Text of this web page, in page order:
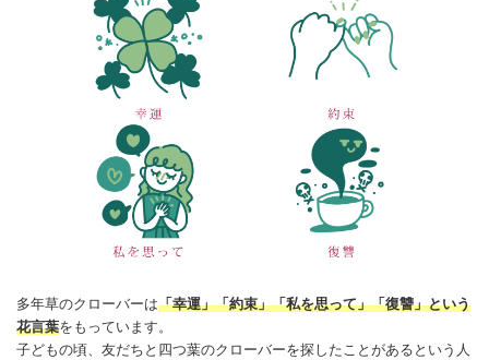
多年草のクローバーは「幸運」「約束」「私を思って」「復讐」という
花言葉をもっています。
子どもの頃、友だちと四つ葉のクローバーを探したことがあるという人